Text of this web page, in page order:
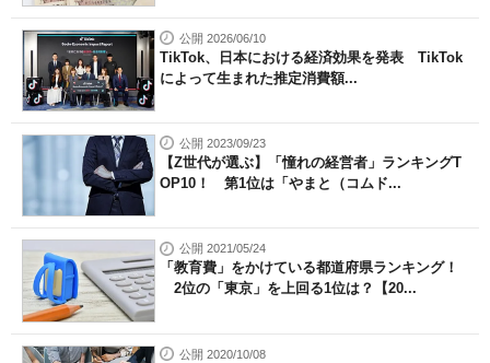
公開 2026/06/10
TikTok、日本における経済効果を発表 TikTok
によって生まれた推定消費額...
公開 2023/09/23
【Z世代が選ぶ】「憧れの経営者」ランキングT
OP10！ 第1位は「やまと（コムド...
公開 2021/05/24
「教育費」をかけている都道府県ランキング！
2位の「東京」を上回る1位は？【20...
公開 2020/10/08